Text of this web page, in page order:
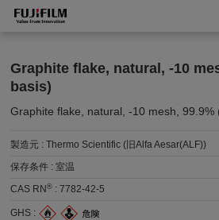
Graphite flake, natural, -10
basis)
Graphite flake, natural, -10 mesh, 99.9%
製造元 :Thermo Scientific (旧Alfa Aesar(ALF))
保存条件 :室温
CAS RN® :7782-42-5
GHS :